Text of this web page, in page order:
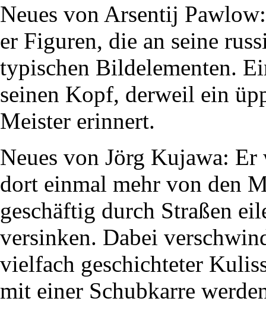
Neues von Arsentij
er Figuren, die an seine
typischen Bildelementen.
seinen Kopf, derweil ein
Meister erinnert.
Neues von Jörg Kujawa:
dort einmal mehr von den
geschäftig durch Straßen
versinken. Dabei
vielfach geschichteter
mit einer Schubkarre